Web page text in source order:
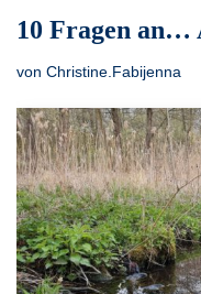
10 Fragen an…
von Christine.Fabijenna